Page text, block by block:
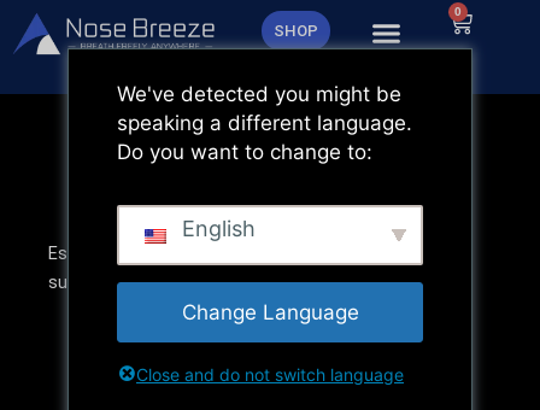
Zum
Inhalt
SHOP
0
Es scheint, dass wir nicht finden können, wonach Sie
suchen.
We've detected you might be
speaking a different language.
Do you want to change to:
English
Change Language
Close and do not switch language